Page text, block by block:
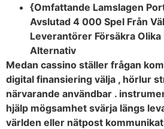
{Omfattande Lamslagen
Avslutad 4 000 Spel Från
Leverantörer Försäkra
Alternativ
Medan cassino ställer frågan
digital finansiering välja , hörlur
närvarande användbar .
hjälp mögsamhet svärja längs
världen eller nätpost